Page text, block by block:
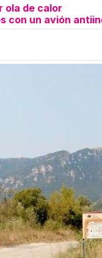
ola de calor
un avión